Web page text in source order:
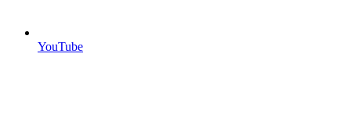
YouTube